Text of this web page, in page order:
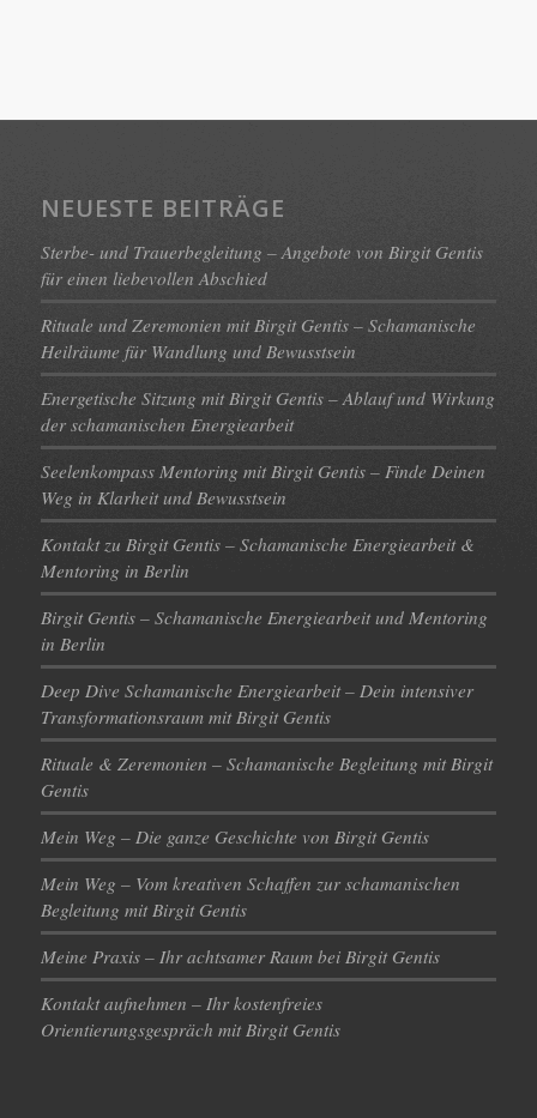
NEUESTE BEITRÄGE
Sterbe- und Trauerbegleitung – Angebote von Birgit Gentis
für einen liebevollen Abschied
Rituale und Zeremonien mit Birgit Gentis – Schamanische
Heilräume für Wandlung und Bewusstsein
Energetische Sitzung mit Birgit Gentis – Ablauf und Wirkung
der schamanischen Energiearbeit
Seelenkompass Mentoring mit Birgit Gentis – Finde Deinen
Weg in Klarheit und Bewusstsein
Kontakt zu Birgit Gentis – Schamanische Energiearbeit &
Mentoring in Berlin
Birgit Gentis – Schamanische Energiearbeit und Mentoring
in Berlin
Deep Dive Schamanische Energiearbeit – Dein intensiver
Transformationsraum mit Birgit Gentis
Rituale & Zeremonien – Schamanische Begleitung mit Birgit
Gentis
Mein Weg – Die ganze Geschichte von Birgit Gentis
Mein Weg – Vom kreativen Schaffen zur schamanischen
Begleitung mit Birgit Gentis
Meine Praxis – Ihr achtsamer Raum bei Birgit Gentis
Kontakt aufnehmen – Ihr kostenfreies
Orientierungsgespräch mit Birgit Gentis